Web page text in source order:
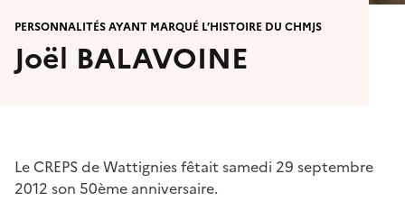
PERSONNALITÉS AYANT MARQUÉ L’HISTOIRE DU CHMJS
Joël BALAVOINE
Le CREPS de Wattignies fêtait samedi 29 septembre
2012 son 50ème anniversaire.